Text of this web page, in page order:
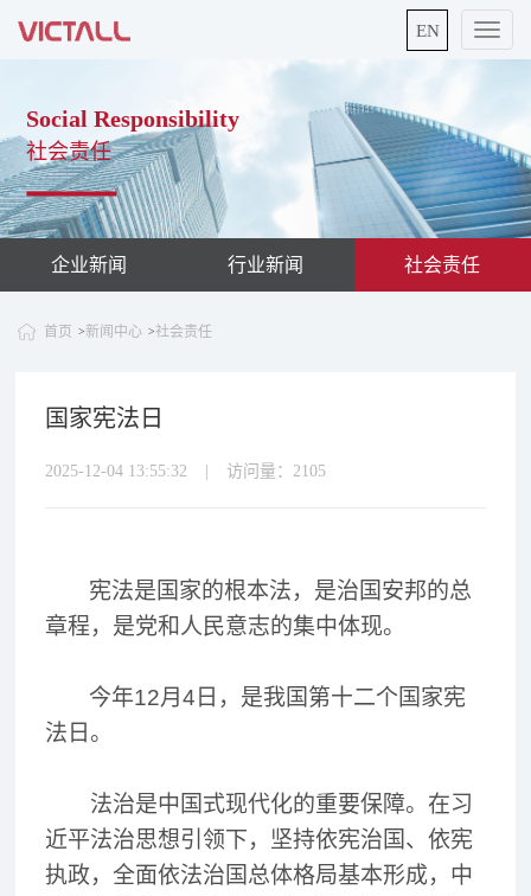
切
换
EN
Social Responsibility
社会责任
企业新闻 行业新闻 社会责任
首页 >新闻中心 >社会责任
国家宪法日
2025-12-04 13:55:32 | 访问量： 2105
宪法是国家的根本法，是治国安邦的总
章程，是党和人民意志的集中体现。
今年12月4日，是我国第十二个国家宪
法日。
法治是中国式现代化的重要保障。在习
近平法治思想引领下，坚持依宪治国、依宪
执政，全面依法治国总体格局基本形成，中